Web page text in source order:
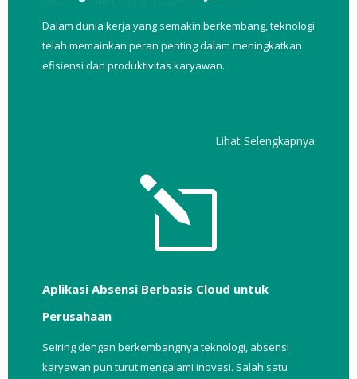
Dalam dunia kerja yang semakin berkembang, teknologi
telah memainkan peran penting dalam meningkatkan
efisiensi dan produktivitas karyawan.
Lihat Selengkapnya
l
Aplikasi Absensi Berbasis Cloud untuk
Perusahaan
Seiring dengan berkembangnya teknologi, absensi
karyawan pun turut mengalami inovasi. Salah satu